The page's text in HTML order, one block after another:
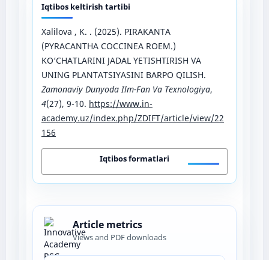
Iqtibos keltirish tartibi
Xalilova , K. . (2025). PIRAKANTA
(PYRACANTHA COCCINEA ROEM.)
KO‘CHATLARINI JADAL YETISHTIRISH VA
UNING PLANTATSIYASINI BARPO QILISH.
Zamonaviy Dunyoda Ilm-Fan Va Texnologiya,
4(27), 9-10. https://www.in-
academy.uz/index.php/ZDIFT/article/view/22
156
Iqtibos formatlari
Article metrics
Views and PDF downloads